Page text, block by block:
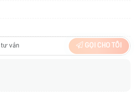
GỌI CHO TÔI